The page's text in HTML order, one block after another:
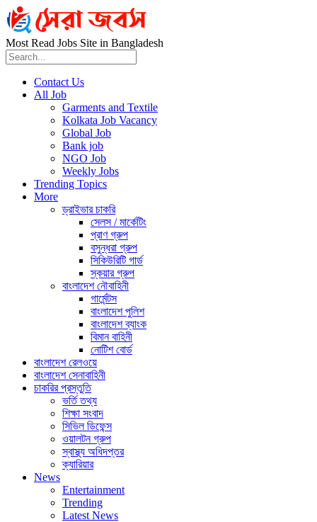
Most Read Jobs Site in Bangladesh
Contact Us
All Job
Garments and Textile
Kolkata Job Vacancy
Global Job
Bank job
NGO Job
Weekly Jobs
Trending Topics
More
ড্রাইভার চাকরি
সেলস / মার্কেটিং
প্রাণ গ্রুপ
বসুন্ধরা গ্রুপ
সিকিউরিটি গার্ড
স্কয়ার গ্রুপ
বাংলাদেশ নৌবাহিনী
গার্মেন্টস
বাংলাদেশ পুলিশ
বাংলাদেশ ব্যাংক
বিমান বাহিনী
নোটিশ বোর্ড
বাংলাদেশ রেলওয়ে
বাংলাদেশ সেনাবাহিনী
চাকরির প্রস্তুতি
ভর্তি তথ্য
শিক্ষা সংবাদ
সিভিল ডিফেন্স
ওয়ালটন গ্রুপ
স্বাস্থ্য অধিদপ্তর
ক্যারিয়ার
News
Entertainment
Trending
Latest News